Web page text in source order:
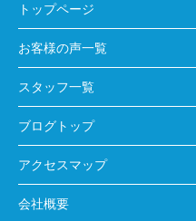
トップページ
お客様の声一覧
スタッフ一覧
ブログトップ
アクセスマップ
会社概要